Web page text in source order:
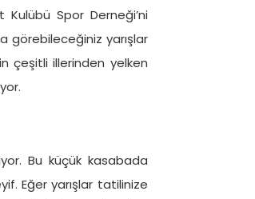
Spor Derneği’ni
görebileceğiniz yarışlar
çeşitli illerinden yelken
Bu küçük kasabada
Eğer yarışlar tatilinize